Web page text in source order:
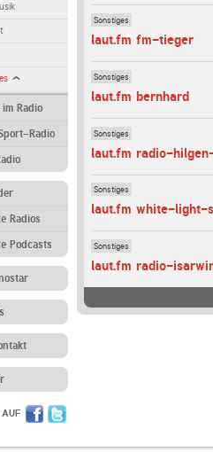
Radio
Radio
Radios
Podcasts
AUF
Sonstiges
laut.fm fm-tieger
Sonstiges
laut.fm bernhard
Sonstiges
laut.fm radio-
Sonstiges
laut.fm white-light-
Sonstiges
laut.fm radio-